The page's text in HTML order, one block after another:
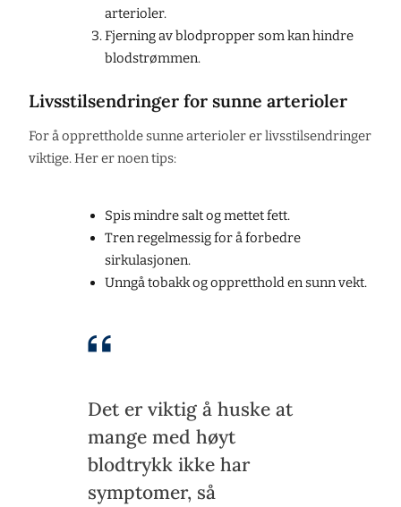
arterioler.
Fjerning av blodpropper som kan hindre
blodstrømmen.
Livsstilsendringer for sunne arterioler
For å opprettholde sunne arterioler er livsstilsendringer
viktige. Her er noen tips:
Spis mindre salt og mettet fett.
Tren regelmessig for å forbedre
sirkulasjonen.
Unngå tobakk og oppretthold en sunn vekt.
Det er viktig å huske at
mange med høyt
blodtrykk ikke har
symptomer, så